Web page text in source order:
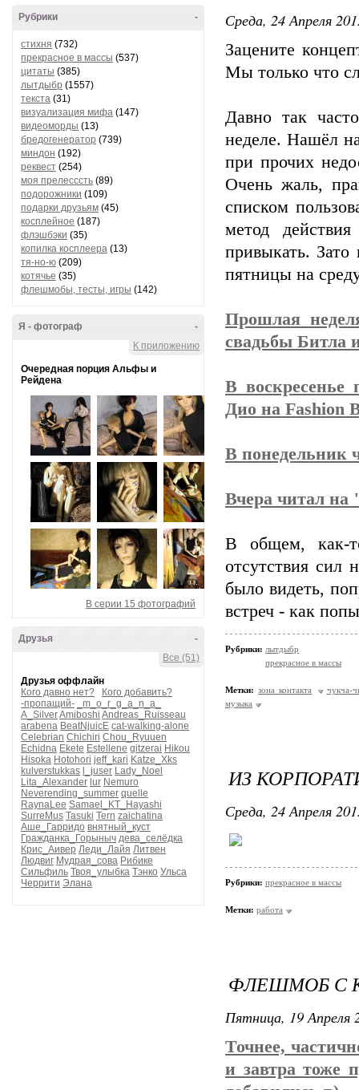
-
Рубрики
стихня (732)
прекрасное в массы (537)
цитаты (385)
лытдыбр (1557)
текста (31)
визуализация мифа (147)
видеоморды (13)
бредогенератор (739)
миндон (192)
реквест (254)
моя прелесссть (89)
подорожники (109)
подарки друзьям (45)
косплейное (187)
флэшбэки (35)
копилка косплеера (13)
тя-но-ю (209)
котячье (35)
флешмобы, тесты, игры (142)
-
Я - фотограф
К приложению
Очередная порция Альфы и
Рейдена
В серии 15 фотографий
-
Друзья
Все (51)
Друзья оффлайн
Кого давно нет?
Кого добавить?
-пропащий-
_m_o_r_g_a_n_a_
A_SilverAmiboshi Andreas_Ruisseau
arabena BeatNjuicE cat-walking-alone
Celebrian Chichiri Chou_Ryuuen
Echidna Ekete Estellene gitzerai Hikou
Hisoka Hotohori jeff_kari Katze_Xks
kulverstukkas
l_juser Lady_Noel
Lita_Alexander lur Nemuro
Neverending_summer quelle
RaynaLee Samael_KT_Hayashi
SurreMus Tasuki Tern zaichatina
Аше_Гарридо внятный_куст
Гражданка_Горыныч дева_селёдка
Крис_Аивер Леди_Лайя Литвен
Людвиг Мудрая_сова Рибике
Сильфиль Твоя_улыбка Тэнко Ульса
Черрити Элана
Среда, 24 Апреля
Зацените
Мы только что
Давно так
неделе. Нашёл
при прочих
Очень жаль,
списком
метод
привыкать.
пятницы на
Прошлая
свадьбы Битла
В воскресенье
Дио на Fashion
В понедельник
Вчера читал
В общем, как-
отсутствия
было видеть,
встреч - как
Рубрики: лытдыбр
прекрасное в массы
Метки: зона контакта
чукча-
музыка
ИЗ
Среда, 24 Апреля
Рубрики: прекрасное в массы
Метки: работа
ФЛЕШМОБ С
Пятница, 19 Апреля
Точнее,
и завтра тоже